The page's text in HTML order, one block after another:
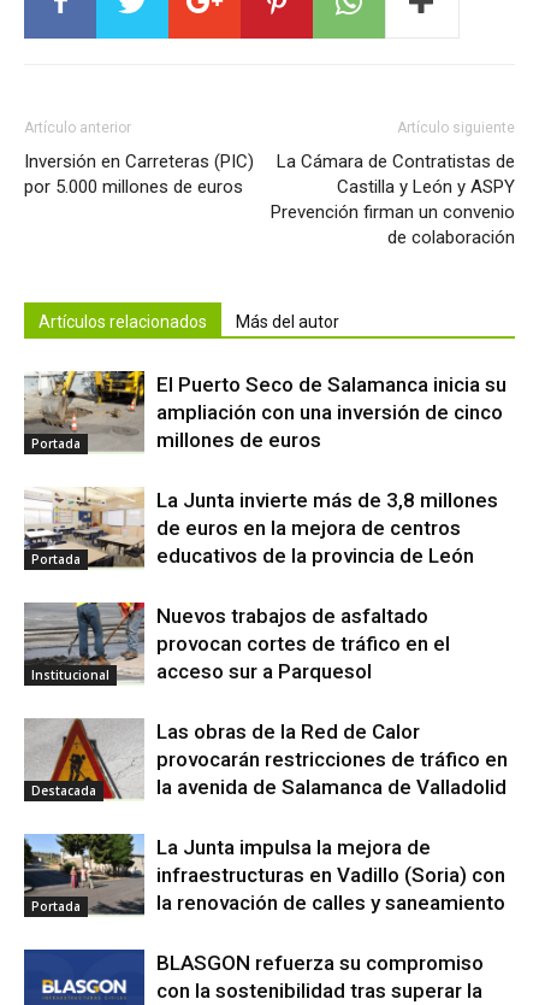
Artículo anterior
Inversión en Carreteras (PIC)
por 5.000 millones de euros
Artículo siguiente
La Cámara de Contratistas de
Castilla y León y ASPY
Prevención firman un convenio
de colaboración
Artículos relacionados Más del autor
Portada
El Puerto Seco de Salamanca inicia su
ampliación con una inversión de cinco
millones de euros
Portada
La Junta invierte más de 3,8 millones
de euros en la mejora de centros
educativos de la provincia de León
Institucional
Nuevos trabajos de asfaltado
provocan cortes de tráfico en el
acceso sur a Parquesol
Destacada
Las obras de la Red de Calor
provocarán restricciones de tráfico en
la avenida de Salamanca de Valladolid
Portada
La Junta impulsa la mejora de
infraestructuras en Vadillo (Soria) con
la renovación de calles y saneamiento
BLASGON refuerza su compromiso
con la sostenibilidad tras superar la